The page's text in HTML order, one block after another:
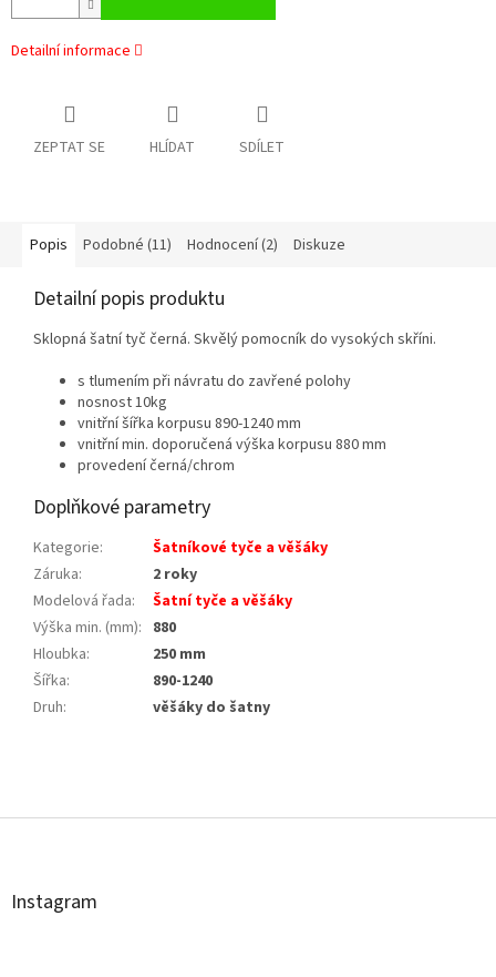
Detailní informace
ZEPTAT SE HLÍDAT SDÍLET
Popis Podobné (11) Hodnocení (2) Diskuze
Detailní popis produktu
Sklopná šatní tyč černá. Skvělý pomocník do vysokých skříni.
s tlumením při návratu do zavřené polohy
nosnost 10kg
vnitřní šířka korpusu 890-1240 mm
vnitřní min. doporučená výška korpusu 880 mm
provedení černá/chrom
Doplňkové parametry
Kategorie:
Šatníkové tyče a věšáky
Záruka:
2 roky
Modelová řada:
Šatní tyče a věšáky
Výška min. (mm): 880
Hloubka:
250 mm
Šířka:
890-1240
Druh: věšáky do šatny
á
Instagram